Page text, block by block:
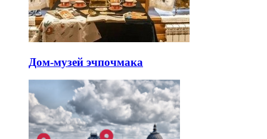
Дом-музей эчпочмака